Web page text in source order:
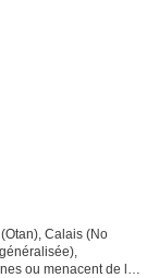
Calais (No
ou menacent de les